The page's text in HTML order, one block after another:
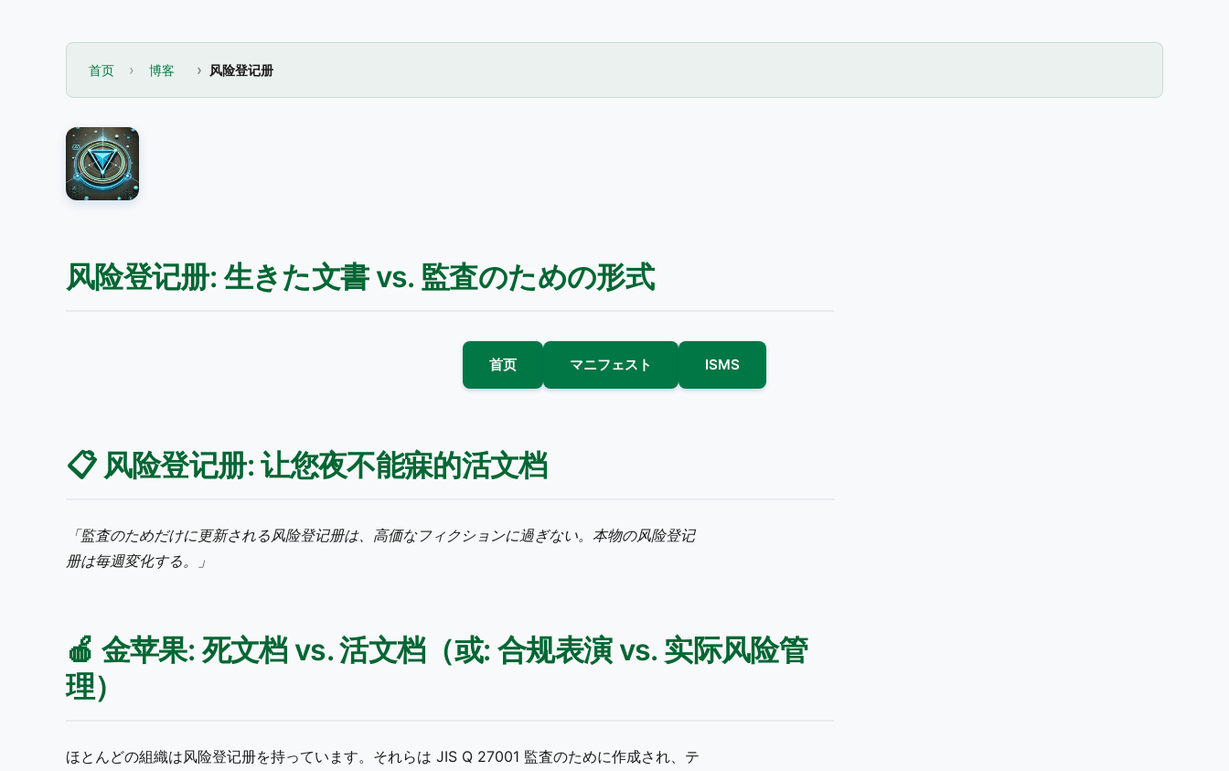
首页 博客 风险登记册
风险登记册: 生きた文書 vs. 監査のための形式
首页 マニフェスト ISMS
📋 风险登记册: 让您夜不能寐的活文档
「監査のためだけに更新される风险登记册は、高価なフィクションに過ぎない。本物の风险登记
册は毎週変化する。」
🍎 金苹果: 死文档 vs. 活文档（或: 合规表演 vs. 实际风险管
理）
ほとんどの組織は风险登记册を持っています。それらは JIS Q 27001 監査のために作成され、テ